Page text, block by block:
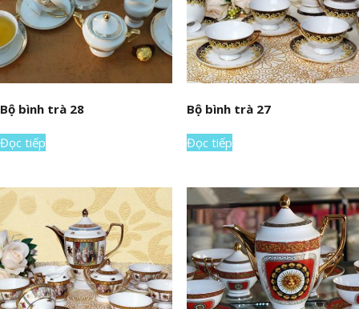
Bộ bình trà 28
Đọc tiếp
Bộ bình trà 27
Đọc tiếp